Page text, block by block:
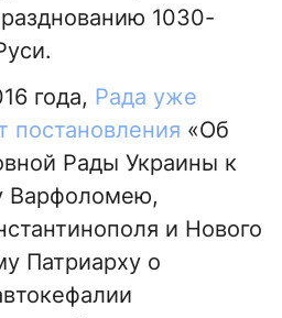
1030-
года, Рада уже
постановления «Об
Рады Украины к
Варфоломею,
и Нового
Патриарху о